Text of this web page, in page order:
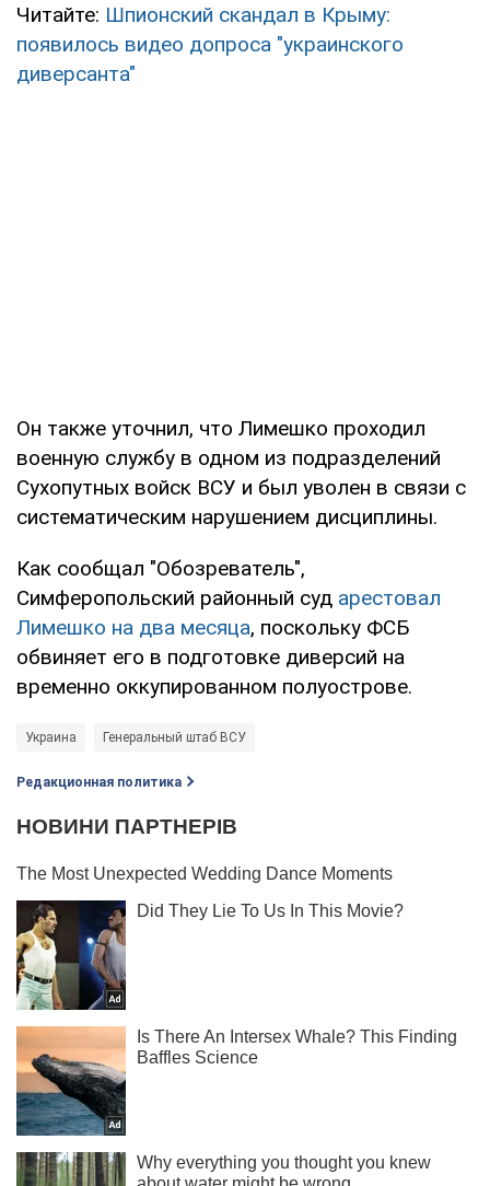
Читайте: Шпионский скандал в Крыму:
появилось видео допроса "украинского
диверсанта"
Он также уточнил, что Лимешко проходил
военную службу в одном из подразделений
Сухопутных войск ВСУ и был уволен в связи с
систематическим нарушением дисциплины.
Как сообщал "Обозреватель",
Симферопольский районный суд арестовал
Лимешко на два месяца, поскольку ФСБ
обвиняет его в подготовке диверсий на
временно оккупированном полуострове.
Украина Генеральный штаб ВСУ
Редакционная политика